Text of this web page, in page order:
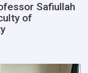
Safiullah
of